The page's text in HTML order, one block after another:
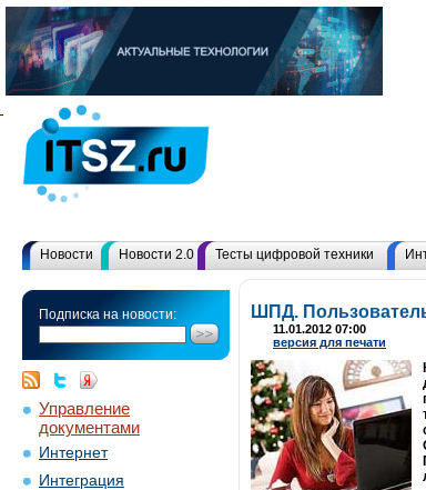
Новости Новости 2.0 Тесты цифровой техники
Подписка на новости:
Управление
документами
Интернет
Интеграция
ШПД.
11.01.2012 07:00
версия для печати